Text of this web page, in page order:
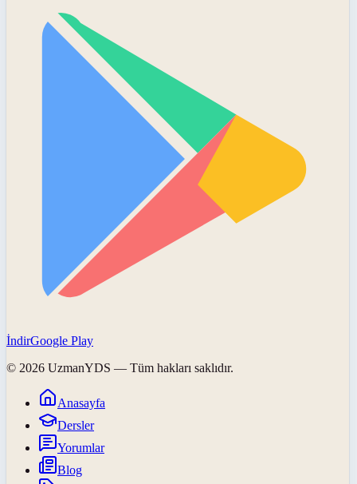
İndirGoogle Play
© 2026 UzmanYDS — Tüm hakları saklıdır.
Anasayfa
Dersler
Yorumlar
Blog